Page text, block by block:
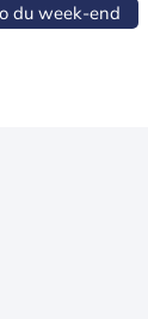
du week-end